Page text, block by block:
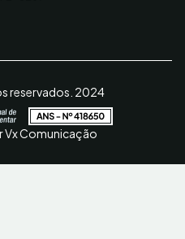
reservados. 2024
Vx Comunicação